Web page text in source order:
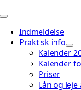
Indmeldelse
Praktisk info
Kalender
Kalender
Priser
Lån og